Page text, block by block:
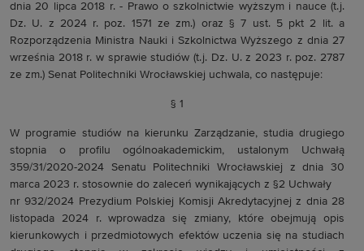
dnia 20 lipca 2018 r. - Prawo o szkolnictwie wyższym i nauce (t.j.
Dz. U. z 2024 r. poz. 1571 ze zm.) oraz § 7 ust. 5 pkt 2 lit. a
Rozporządzenia Ministra Nauki i Szkolnictwa Wyższego z dnia 27
września 2018 r. w sprawie studiów (t.j. Dz. U. z 2023 r. poz. 2787
ze zm.) Senat Politechniki Wrocławskiej uchwala, co następuje:
§ 1
W programie studiów na kierunku Zarządzanie, studia drugiego
stopnia o profilu ogólnoakademickim, ustalonym Uchwałą
359/31/2020-2024 Senatu Politechniki Wrocławskiej z dnia 30
marca 2023 r. stosownie do zaleceń wynikających z §2 Uchwały
nr 932/2024 Prezydium Polskiej Komisji Akredytacyjnej z dnia 28
listopada 2024 r. wprowadza się zmiany, które obejmują opis
kierunkowych i przedmiotowych efektów uczenia się na studiach